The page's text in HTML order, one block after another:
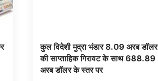
कुल विदेशी मुद्रा भंडार 8.09 अरब डॉलर
की साप्ताहिक गिरावट के साथ 688.89
अरब डॉलर के स्तर पर